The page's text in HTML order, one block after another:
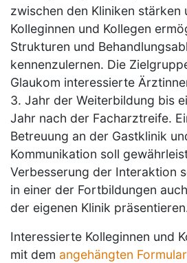
zwischen den Kliniken stärken
Kolleginnen und Kollegen
Strukturen und
kennenzulernen. Die
Glaukom interessierte
3. Jahr der Weiterbildung bis
Jahr nach der Facharztreife.
Betreuung an der Gastklinik
Kommunikation soll
Verbesserung der Interaktion
in einer der Fortbildungen
der eigenen Klinik
Interessierte Kolleginnen und
mit dem angehängten Formular